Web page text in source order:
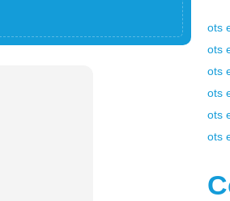
ots
ots
ots
ots
ots
ots